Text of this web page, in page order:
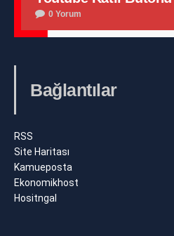
0 Yorum
Bağlantılar
RSS
Site Haritası
Kamueposta
Ekonomikhost
Hositngal